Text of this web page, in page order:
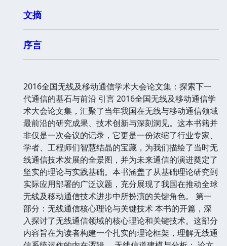
文摘
序言
2016全国无线及移动通信学术大会论文集：探索下一
代通信的基石与前沿 引言 2016全国无线及移动通信学
术大会论文集，汇聚了当年我国在无线与移动通信领域
最前沿的研究成果、技术创新与深刻洞见。这本书籍并
非仅是一次会议的记录，它更是一份浓缩了行业专家、
学者、工程师们智慧结晶的宝藏，为我们描绘了当时无
线通信技术发展的全景图，并为未来通信的演进奠定了
坚实的理论与实践基础。本书涵盖了从基础理论研究到
实际应用部署的广泛议题，充分展现了我国在推动全球
无线及移动通信技术进步中所扮演的关键角色。 第一
部分：无线通信核心理论与关键技术 本书的开篇，深
入探讨了无线通信领域的核心理论和关键技术。这部分
内容旨在为读者构建一个扎实的理论框架，理解无线通